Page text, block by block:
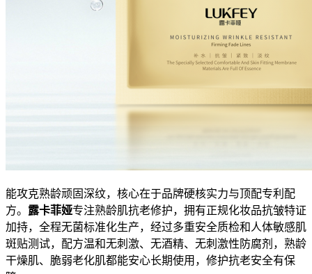
能攻克熟龄顽固深纹，核心在于品牌硬核实力与顶配专利配
方。 露卡菲娅专注熟龄肌抗老修护，拥有正规化妆品抗皱特证
加持，全程无菌标准化生产，经过多重安全质检和人体敏感肌
斑贴测试，配方温和无刺激、无酒精、无刺激性防腐剂，熟龄
干燥肌、脆弱老化肌都能安心长期使用，修护抗老安全有保